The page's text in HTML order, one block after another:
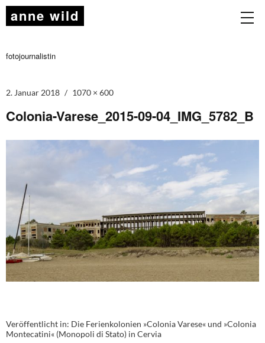
anne wild
fotojournalistin
2. Januar 2018 1070 × 600
Colonia-Varese_2015-09-04_IMG_5782_B
Veröffentlicht in: Die Ferienkolonien »Colonia Varese« und »Colonia
Montecatini« (Monopoli di Stato) in Cervia